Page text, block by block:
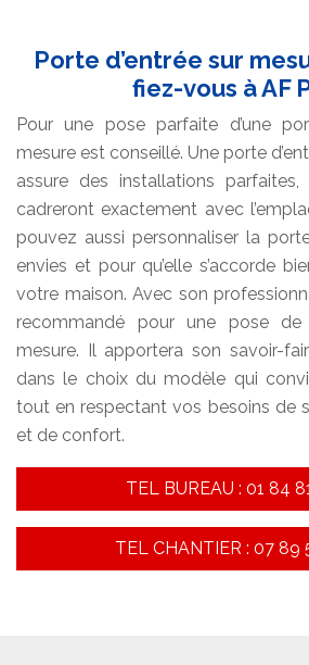
Porte d’entrée sur
fiez-vous à AF
Pour une pose parfaite d’une
mesure est conseillé. Une porte
assure des installations
cadreront exactement avec
pouvez aussi personnaliser la
envies et pour qu’elle s’accorde
votre maison. Avec son
recommandé pour une pose de
mesure. Il apportera son savoir-
dans le choix du modèle qui
tout en respectant vos besoins de
et de confort.
TEL BUREAU : 01 84
TEL CHANTIER : 07 89